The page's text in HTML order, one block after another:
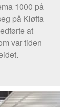
1000 på
på Kløfta
at
var tiden